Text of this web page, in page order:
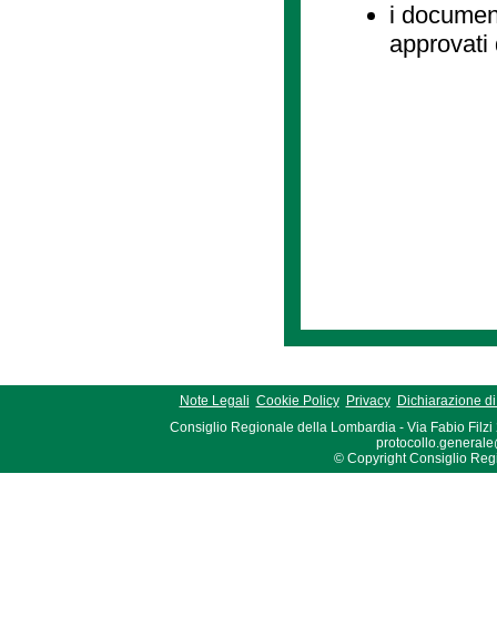
i
approvati
Note Legali Cookie Policy Privacy
Dichiarazione
Consiglio Regionale della Lombardia - Via Fabio Filzi
© Copyright Consiglio